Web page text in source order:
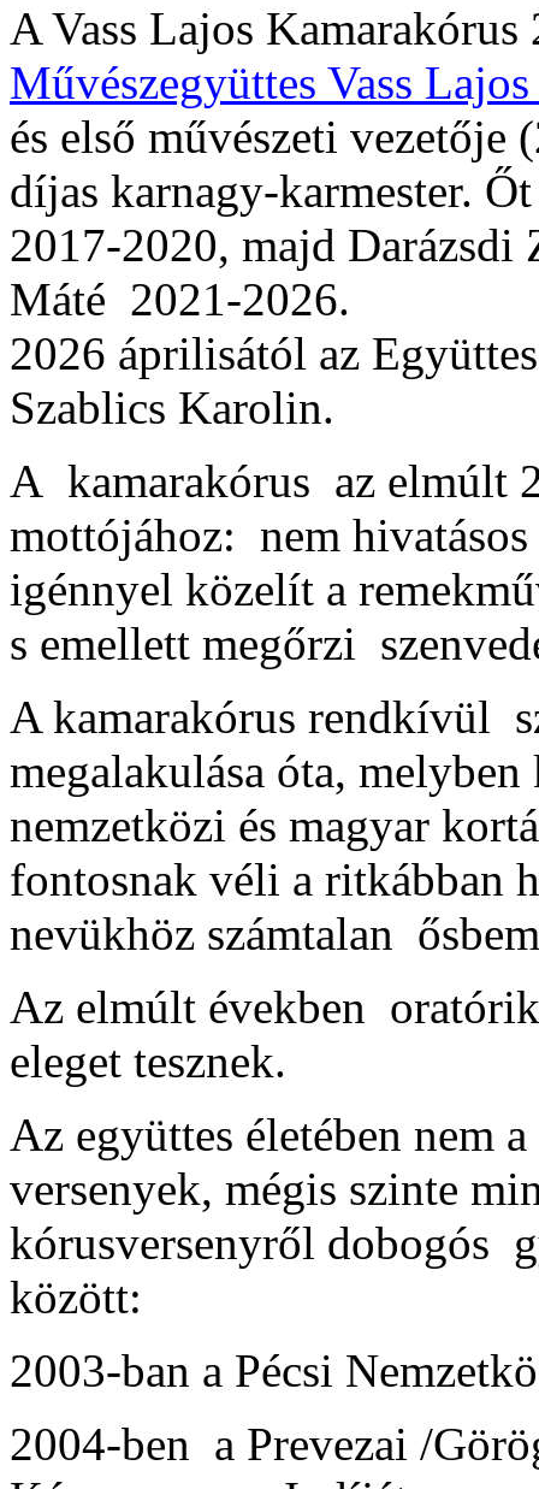
A Vass Lajos
Művészegyüttes Vass
és első művészeti vezetője
díjas karnagy-karmester.
2017-2020, majd Darázsdi
Máté 2021-2026.
2026 áprilisától az
Szablics Karolin.
A kamarakórus az elmúlt
mottójához: nem
igénnyel közelít a
s emellett megőrzi
A kamarakórus rendkívül
megalakulása óta,
nemzetközi és magyar
fontosnak véli a ritkábban
nevükhöz számtalan
Az elmúlt években
eleget tesznek.
Az együttes életében nem
versenyek, mégis szinte
kórusversenyről dobogós
között:
2003-ban a Pécsi
2004-ben a Prevezai /